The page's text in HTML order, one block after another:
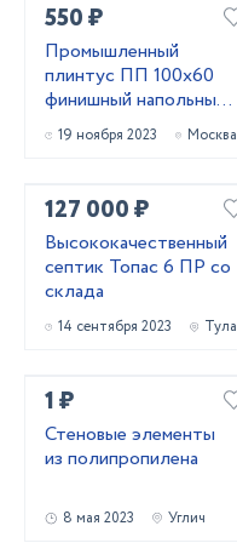
550 ₽
Промышленный
плинтус ПП 100х60
финишный напольный
из ПВХ
19 ноября 2023 Москва
127 000 ₽
Высококачественный
септик Топас 6 ПР со
склада
14 сентября 2023 Тула
1 ₽
Стеновые элементы
из полипропилена
8 мая 2023 Углич